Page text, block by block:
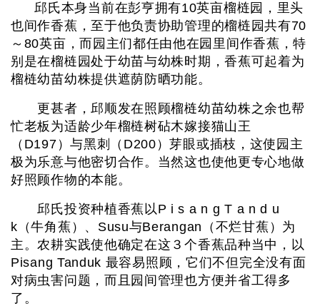
邱氏本身当前在彭亨拥有10英亩榴梿园，里头
也间作香蕉，至于他负责协助管理的榴梿园共有70
～80英亩，而园主们都任由他在园里间作香蕉，特
别是在榴梿园处于幼苗与幼株时期，香蕉可起着为
榴梿幼苗幼株提供遮荫防晒功能。
更甚者，邱顺发在照顾榴梿幼苗幼株之余也帮
忙老板为适龄少年榴梿树砧木嫁接猫山王
（D197）与黑刺（D200）芽眼或插枝，这使园主
极为乐意与他密切合作。当然这也使他更专心地做
好照顾作物的本能。
邱氏投资种植香蕉以P i s a n g T a n d u
k（牛角蕉）、Susu与Berangan（不烂甘蕉）为
主。农耕实践使他确定在这３个香蕉品种当中，以
Pisang Tanduk 最容易照顾，它们不但完全没有面
对病虫害问题，而且园间管理也方便并省工得多
了。